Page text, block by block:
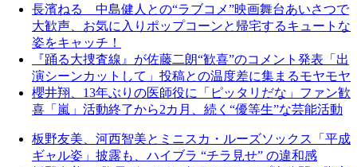
長濱ねる 中島健人との“ラブコメ”映画舞台あいさつで
大歓声、お気に入りポップコーンと帰宅するキュートな
姿をキャッチ！
『踊る大捜査線』が佐藤二朗“歓喜”のコメント発表「出
演シーンカットして」投稿との温度差に集まるモヤモヤ
櫻井翔、13年ぶりの医師役に「ピッタリだな」ファン歓
喜「嵐」活動終了から2カ月、続く“優等生”な芸能活動
板野友美、河西智美とミニスカ・ルーズソックス「平成
ギャル姿」披露も、ハイブラ “チラ見せ” の違和感